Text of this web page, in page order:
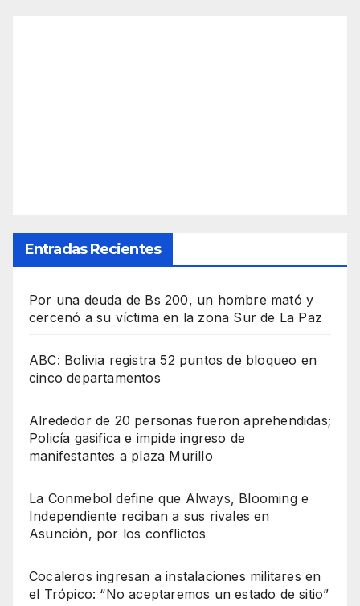
Entradas Recientes
Por una deuda de Bs 200, un hombre mató y
cercenó a su víctima en la zona Sur de La Paz
ABC: Bolivia registra 52 puntos de bloqueo en
cinco departamentos
Alrededor de 20 personas fueron aprehendidas;
Policía gasifica e impide ingreso de
manifestantes a plaza Murillo
La Conmebol define que Always, Blooming e
Independiente reciban a sus rivales en
Asunción, por los conflictos
Cocaleros ingresan a instalaciones militares en
el Trópico: “No aceptaremos un estado de sitio”